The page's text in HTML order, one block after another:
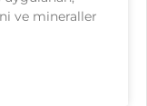
ve mineraller